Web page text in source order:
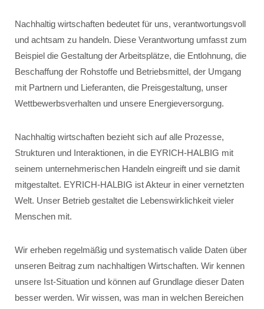
Nachhaltig wirtschaften bedeutet für uns, verantwortungsvoll
und achtsam zu handeln. Diese Verantwortung umfasst zum
Beispiel die Gestaltung der Arbeitsplätze, die Entlohnung, die
Beschaffung der Rohstoffe und Betriebsmittel, der Umgang
mit Partnern und Lieferanten, die Preisgestaltung, unser
Wettbewerbsverhalten und unsere Energieversorgung.
Nachhaltig wirtschaften bezieht sich auf alle Prozesse,
Strukturen und Interaktionen, in die EYRICH-HALBIG mit
seinem unternehmerischen Handeln eingreift und sie damit
mitgestaltet. EYRICH-HALBIG ist Akteur in einer vernetzten
Welt. Unser Betrieb gestaltet die Lebenswirklichkeit vieler
Menschen mit.
Wir erheben regelmäßig und systematisch valide Daten über
unseren Beitrag zum nachhaltigen Wirtschaften. Wir kennen
unsere Ist-Situation und können auf Grundlage dieser Daten
besser werden. Wir wissen, was man in welchen Bereichen